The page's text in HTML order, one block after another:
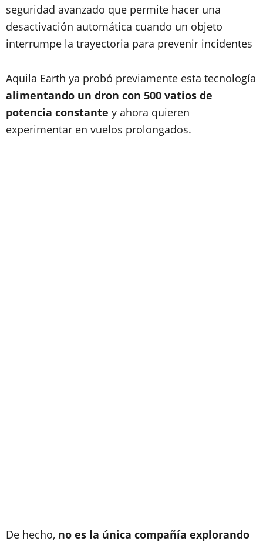
seguridad avanzado que permite hacer una
desactivación automática cuando un objeto
interrumpe la trayectoria para prevenir incidentes
Aquila Earth ya probó previamente esta tecnología
alimentando un dron con 500 vatios de
potencia constante y ahora quieren
experimentar en vuelos prolongados.
De hecho, no es la única compañía explorando